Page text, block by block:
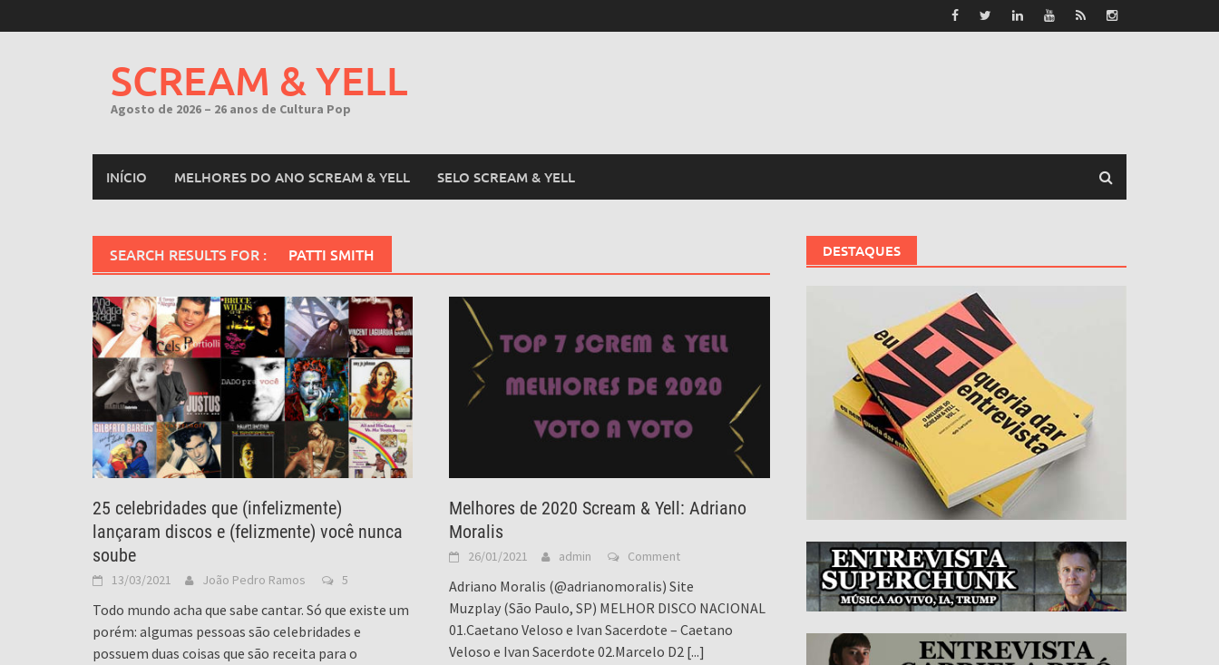
to
SCREAM & YELL
Agosto de 2026 – 26 anos de Cultura Pop
INÍCIO MELHORES DO ANO SCREAM & YELL SELO SCREAM & YELL
SEARCH RESULTS FOR : PATTI SMITH
25 celebridades que (infelizmente)
lançaram discos e (felizmente) você nunca
soube
13/03/2021 João Pedro Ramos 5
Todo mundo acha que sabe cantar. Só que existe um
porém: algumas pessoas são celebridades e
possuem duas coisas que são receita para o
Melhores de 2020 Scream & Yell: Adriano
Moralis
26/01/2021 admin Comment
Adriano Moralis (@adrianomoralis) Site
Muzplay (São Paulo, SP) MELHOR DISCO NACIONAL
01.Caetano Veloso e Ivan Sacerdote – Caetano
Veloso e Ivan Sacerdote 02.Marcelo D2 [...]
DESTAQUES